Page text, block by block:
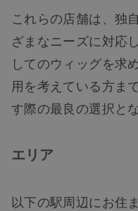
これらの店舗は、独
ざまなニーズに対応
してのウィッグを求
用を考えている方ま
す際の最良の選択と
エリア
以下の駅周辺にお住